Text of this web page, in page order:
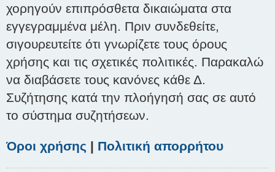
χορηγούν επιπρόσθετα δικαιώματα στα
εγγεγραμμένα μέλη. Πριν συνδεθείτε,
σιγουρευτείτε ότι γνωρίζετε τους όρους
χρήσης και τις σχετικές πολιτικές. Παρακαλώ
να διαβάσετε τους κανόνες κάθε Δ.
Συζήτησης κατά την πλοήγησή σας σε αυτό
το σύστημα συζητήσεων.
Όροι χρήσης | Πολιτική απορρήτου